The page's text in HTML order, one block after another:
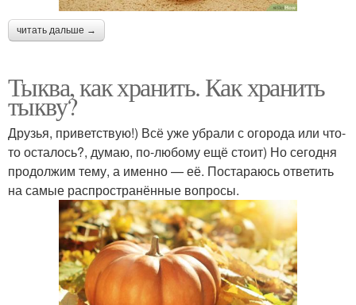
читать дальше →
Тыква, как хранить. Как хранить
тыкву?
Друзья, приветствую!) Всё уже убрали с огорода или что-
то осталось?, думаю, по-любому ещё стоит) Но сегодня
продолжим тему, а именно — её. Постараюсь ответить
на самые распространённые вопросы.